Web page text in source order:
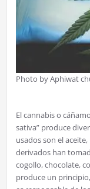
Photo by Aphiwat
El cannabis o
sativa” produce
usados son el
derivados han
cogollo, chocolate,
produce un